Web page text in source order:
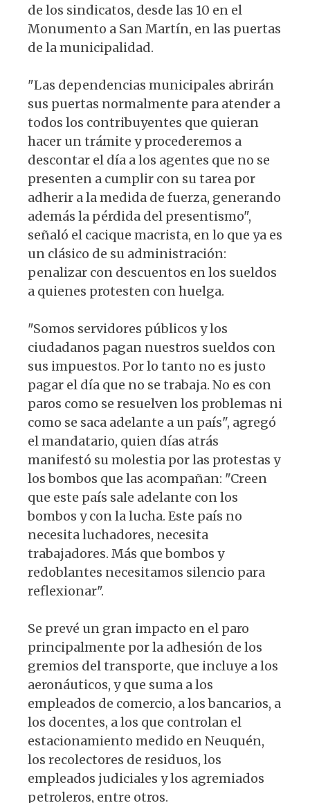
de los sindicatos, desde las 10 en el
Monumento a San Martín, en las puertas
de la municipalidad.
"Las dependencias municipales abrirán
sus puertas normalmente para atender a
todos los contribuyentes que quieran
hacer un trámite y procederemos a
descontar el día a los agentes que no se
presenten a cumplir con su tarea por
adherir a la medida de fuerza, generando
además la pérdida del presentismo",
señaló el cacique macrista, en lo que ya es
un clásico de su administración:
penalizar con descuentos en los sueldos
a quienes protesten con huelga.
"Somos servidores públicos y los
ciudadanos pagan nuestros sueldos con
sus impuestos. Por lo tanto no es justo
pagar el día que no se trabaja. No es con
paros como se resuelven los problemas ni
como se saca adelante a un país", agregó
el mandatario, quien días atrás
manifestó su molestia por las protestas y
los bombos que las acompañan: "Creen
que este país sale adelante con los
bombos y con la lucha. Este país no
necesita luchadores, necesita
trabajadores. Más que bombos y
redoblantes necesitamos silencio para
reflexionar".
Se prevé un gran impacto en el paro
principalmente por la adhesión de los
gremios del transporte, que incluye a los
aeronáuticos, y que suma a los
empleados de comercio, a los bancarios, a
los docentes, a los que controlan el
estacionamiento medido en Neuquén,
los recolectores de residuos, los
empleados judiciales y los agremiados
petroleros, entre otros.